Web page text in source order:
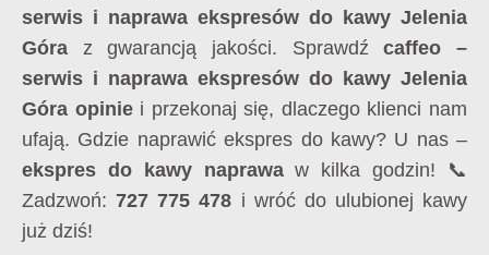
serwis i naprawa ekspresów do kawy Jelenia
Góra z gwarancją jakości. Sprawdźcaffeo –
serwis i naprawa ekspresów do kawy Jelenia
Góra opiniei przekonaj się, dlaczego klienci nam
ufają. Gdzie naprawić ekspres do kawy? U nas –
ekspres do kawy naprawaw kilka godzin! 📞
Zadzwoń:727 775 478 i wróć do ulubionej kawy
już dziś!